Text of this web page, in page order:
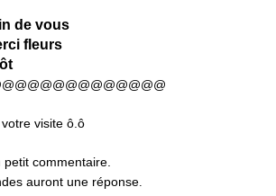
de vous
visite ô.ô
commentaire.
auront une réponse.